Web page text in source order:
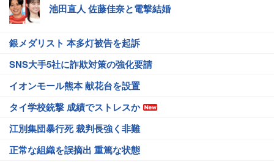
池田直人 佐藤佳奈と電撃結婚
銀メダリスト 本多灯被告を起訴
SNS大手5社に詐欺対策の強化要請
イオンモール熊本 献花台を設置
タイ学校銃撃 成績でストレスか
江別集団暴行死 裁判長強く非難
正常な組織を誤摘出 重篤な状態